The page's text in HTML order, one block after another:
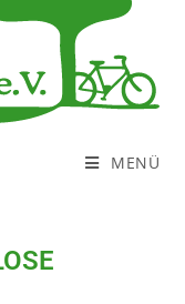
MENÜ